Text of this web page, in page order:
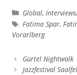
Kategorien
Global,
Schlagwörter
Fatima Spar,
Vorarlberg
Gürtel Nightwalk
Jazzfestival